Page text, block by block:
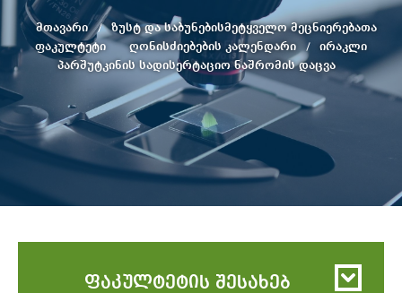
მთავარი
ზუსტ და საბუნებისმეტყველო მეცნიერებათა
ფაკულტეტი
ღონისძიებების კალენდარი
ირაკლი
პარშუტკინის სადისერტაციო ნაშრომის დაცვა
ფაკულტეტის შესახებ